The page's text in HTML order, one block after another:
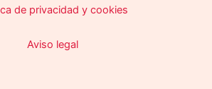
de privacidad y cookies
Aviso legal